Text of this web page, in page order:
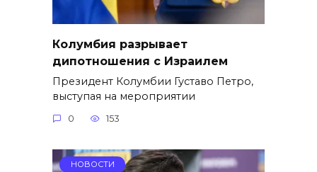
Колумбия разрывает
дипотношения с Израилем
Президент Колумбии Густаво Петро,
выступая на мероприятии
0 153
НОВОСТИ